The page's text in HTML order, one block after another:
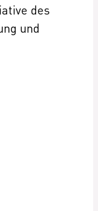
des
und